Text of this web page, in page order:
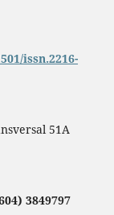
issn.2216-
51A
3849797